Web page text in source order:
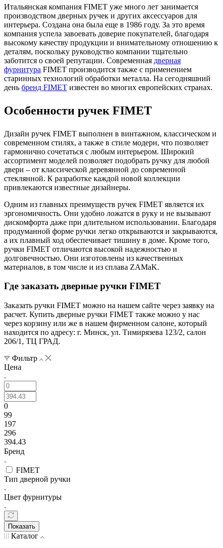
Итальянская компания FIMET уже много лет занимается
производством дверных ручек и других аксессуаров для
интерьера. Создана она была еще в 1986 году. За это время
компания успела завоевать доверие покупателей, благодаря
высокому качеству продукции и внимательному отношению к
деталям, поскольку руководство компании тщательно
заботится о своей репутации. Современная дверная
фурнитура FIMET производится также с применением
старинных технологий обработки металла. На сегодняшний
день бренд FIMET известен во многих европейских странах.
Особенности ручек FIMET
Дизайн ручек FIMET выполнен в винтажном, классическом и
современном стилях, а также в стиле модерн, что позволяет
гармонично сочетаться с любым интерьером. Широкий
ассортимент моделей позволяет подобрать ручку для любой
двери – от классической деревянной до современной
стеклянной. К разработке каждой новой коллекции
привлекаются известные дизайнеры.
Одним из главных преимуществ ручек FIMET является их
эргономичность. Они удобно ложатся в руку и не вызывают
дискомфорта даже при длительном использовании. Благодаря
продуманной форме ручки легко открываются и закрываются,
а их плавный ход обеспечивает тишину в доме. Кроме того,
ручки FIMET отличаются высокой надежностью и
долговечностью. Они изготовлены из качественных
материалов, в том числе и из сплава ZAMaK.
Где заказать дверные ручки FIMET
Заказать ручки FIMET можно на нашем сайте через заявку на
расчет. Купить дверные ручки FIMET также можно у нас
через корзину или же в нашем фирменном салоне, который
находится по адресу: г. Минск, ул. Тимирязева 123/2, салон
206/1, ТЦ ГРАД.
Фильтр
Цена
0
99
197
296
394.43
Бренд
FIMET
Тип дверной ручки
Цвет фурнитуры
Показать
Каталог